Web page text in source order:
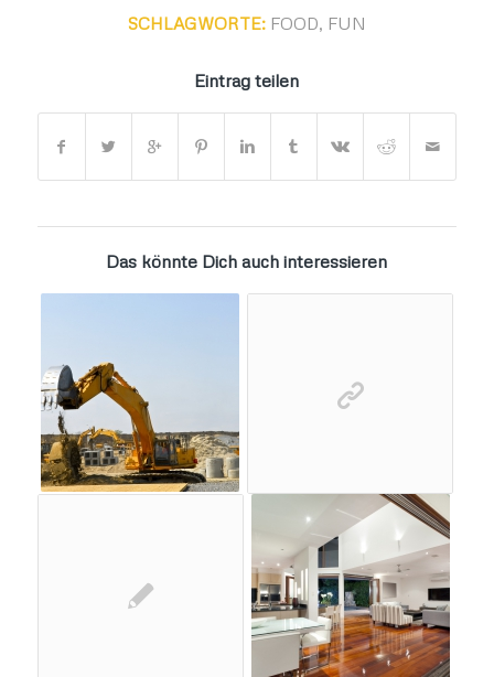
SCHLAGWORTE: FOOD, FUN
Eintrag teilen
Das könnte Dich auch interessieren